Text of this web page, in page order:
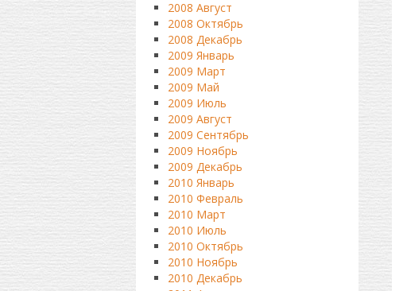
2008 Август
2008 Октябрь
2008 Декабрь
2009 Январь
2009 Март
2009 Май
2009 Июль
2009 Август
2009 Сентябрь
2009 Ноябрь
2009 Декабрь
2010 Январь
2010 Февраль
2010 Март
2010 Июль
2010 Октябрь
2010 Ноябрь
2010 Декабрь